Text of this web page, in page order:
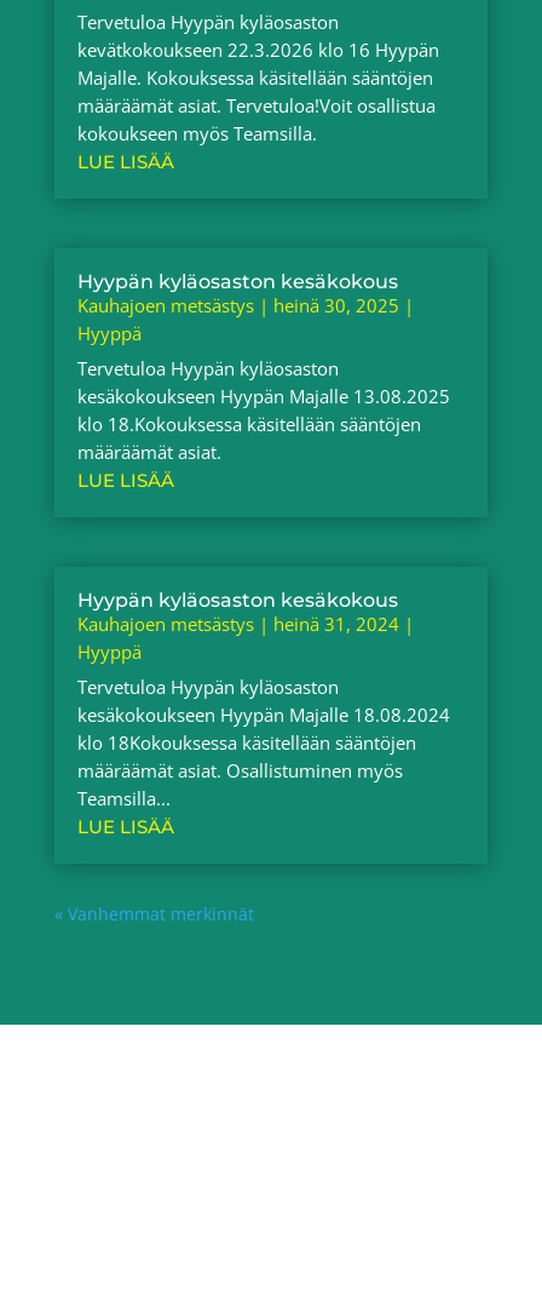
Tervetuloa Hyypän kyläosaston
kevätkokoukseen 22.3.2026 klo 16 Hyypän
Majalle. Kokouksessa käsitellään sääntöjen
määräämät asiat. Tervetuloa!Voit osallistua
kokoukseen myös Teamsilla.
LUE LISÄÄ
Hyypän kyläosaston kesäkokous
Kauhajoen metsästys| heinä 30, 2025 |
Hyyppä
Tervetuloa Hyypän kyläosaston
kesäkokoukseen Hyypän Majalle 13.08.2025
klo 18.Kokouksessa käsitellään sääntöjen
määräämät asiat.
LUE LISÄÄ
Hyypän kyläosaston kesäkokous
Kauhajoen metsästys| heinä 31, 2024|
Hyyppä
Tervetuloa Hyypän kyläosaston
kesäkokoukseen Hyypän Majalle 18.08.2024
klo 18Kokouksessa käsitellään sääntöjen
määräämät asiat. Osallistuminen myös
Teamsilla...
LUE LISÄÄ
« Vanhemmat merkinnät